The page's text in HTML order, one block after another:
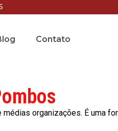
Contato
organizações. É uma